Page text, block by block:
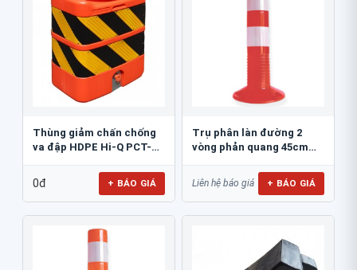
Thùng giảm chấn chống
va đập HDPE Hi-Q PCT-
0đ + BÁO GIÁ
Trụ phân làn đường 2
vòng phản quang 45cm
Liên hệ báo giá + BÁO GIÁ